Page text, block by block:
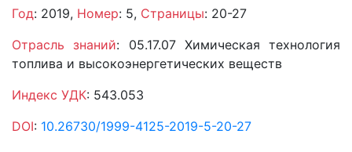
Год: 2019, Номер: 5, Страницы: 20-27
Отрасль знаний: 05.17.07 Химическая технология
топлива и высокоэнергетических веществ
Индекс УДК: 543.053
DOI: 10.26730/1999-4125-2019-5-20-27